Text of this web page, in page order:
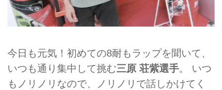
今日も元気！初めての8耐もラップを聞いて、
いつも通り集中して挑む三原 荘紫選手。 いつ
もノリノリなので、ノリノリで話しかけてく